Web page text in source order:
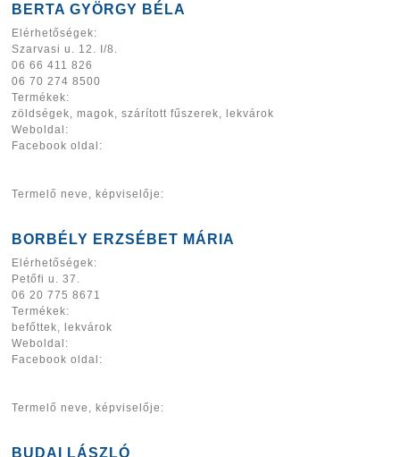
BERTA GYÖRGY BÉLA
Elérhetőségek:
Szarvasi u. 12. I/8.
06 66 411 826
06 70 274 8500
Termékek:
zöldségek, magok, szárított fűszerek, lekvárok
Weboldal:
Facebook oldal:
Termelő neve, képviselője:
BORBÉLY ERZSÉBET MÁRIA
Elérhetőségek:
Petőfi u. 37.
06 20 775 8671
Termékek:
befőttek, lekvárok
Weboldal:
Facebook oldal:
Termelő neve, képviselője:
BUDAI LÁSZLÓ